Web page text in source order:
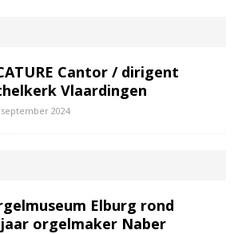
Cantor / dirigent
Vlaardingen
september 2024
Elburg rond
orgelmaker Naber